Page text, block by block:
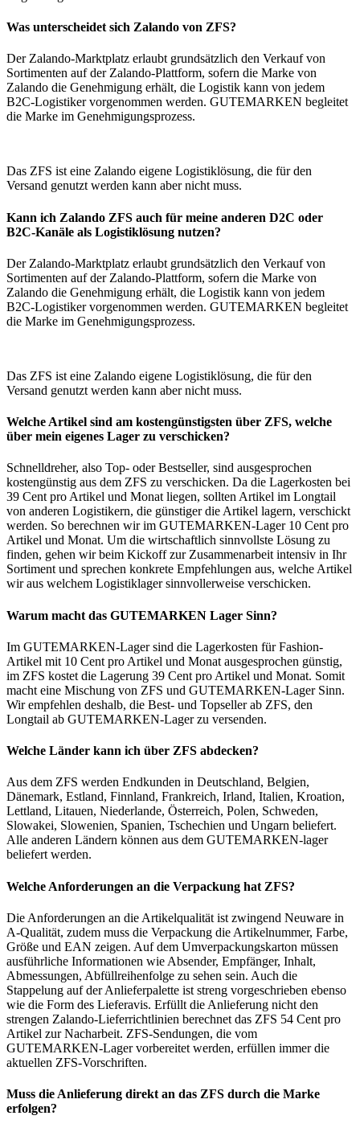
Was unterscheidet sich Zalando von ZFS?
Der Zalando-Marktplatz erlaubt grundsätzlich den Verkauf von
Sortimenten auf der Zalando-Plattform, sofern die Marke von
Zalando die Genehmigung erhält, die Logistik kann von jedem
B2C-Logistiker vorgenommen werden. GUTEMARKEN begleitet
die Marke im Genehmigungsprozess.
Das ZFS ist eine Zalando eigene Logistiklösung, die für den
Versand genutzt werden kann aber nicht muss.
Kann ich Zalando ZFS auch für meine anderen D2C oder
B2C-Kanäle als Logistiklösung nutzen?
Der Zalando-Marktplatz erlaubt grundsätzlich den Verkauf von
Sortimenten auf der Zalando-Plattform, sofern die Marke von
Zalando die Genehmigung erhält, die Logistik kann von jedem
B2C-Logistiker vorgenommen werden. GUTEMARKEN begleitet
die Marke im Genehmigungsprozess.
Das ZFS ist eine Zalando eigene Logistiklösung, die für den
Versand genutzt werden kann aber nicht muss.
Welche Artikel sind am kostengünstigsten über ZFS, welche
über mein eigenes Lager zu verschicken?
Schnelldreher, also Top- oder Bestseller, sind ausgesprochen
kostengünstig aus dem ZFS zu verschicken. Da die Lagerkosten bei
39 Cent pro Artikel und Monat liegen, sollten Artikel im Longtail
von anderen Logistikern, die günstiger die Artikel lagern, verschickt
werden. So berechnen wir im GUTEMARKEN-Lager 10 Cent pro
Artikel und Monat. Um die wirtschaftlich sinnvollste Lösung zu
finden, gehen wir beim Kickoff zur Zusammenarbeit intensiv in Ihr
Sortiment und sprechen konkrete Empfehlungen aus, welche Artikel
wir aus welchem Logistiklager sinnvollerweise verschicken.
Warum macht das GUTEMARKEN Lager Sinn?
Im GUTEMARKEN-Lager sind die Lagerkosten für Fashion-
Artikel mit 10 Cent pro Artikel und Monat ausgesprochen günstig,
im ZFS kostet die Lagerung 39 Cent pro Artikel und Monat. Somit
macht eine Mischung von ZFS und GUTEMARKEN-Lager Sinn.
Wir empfehlen deshalb, die Best- und Topseller ab ZFS, den
Longtail ab GUTEMARKEN-Lager zu versenden.
Welche Länder kann ich über ZFS abdecken?
Aus dem ZFS werden Endkunden in Deutschland, Belgien,
Dänemark, Estland, Finnland, Frankreich, Irland, Italien, Kroation,
Lettland, Litauen, Niederlande, Österreich, Polen, Schweden,
Slowakei, Slowenien, Spanien, Tschechien und Ungarn beliefert.
Alle anderen Ländern können aus dem GUTEMARKEN-lager
beliefert werden.
Welche Anforderungen an die Verpackung hat ZFS?
Die Anforderungen an die Artikelqualität ist zwingend Neuware in
A-Qualität, zudem muss die Verpackung die Artikelnummer, Farbe,
Größe und EAN zeigen. Auf dem Umverpackungskarton müssen
ausführliche Informationen wie Absender, Empfänger, Inhalt,
Abmessungen, Abfüllreihenfolge zu sehen sein. Auch die
Stappelung auf der Anlieferpalette ist streng vorgeschrieben ebenso
wie die Form des Lieferavis. Erfüllt die Anlieferung nicht den
strengen Zalando-Lieferrichtlinien berechnet das ZFS 54 Cent pro
Artikel zur Nacharbeit. ZFS-Sendungen, die vom
GUTEMARKEN-Lager vorbereitet werden, erfüllen immer die
aktuellen ZFS-Vorschriften.
Muss die Anlieferung direkt an das ZFS durch die Marke
erfolgen?